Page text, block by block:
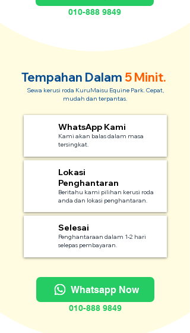
010-888 9849
Tempahan Dalam 5 Minit.
Sewa kerusi roda KuruMaisu Equine Park. Cepat,
mudah dan terpantas.
WhatsApp Kami
Kami akan balas dalam masa
tersingkat.
Lokasi
Penghantaran
Beritahu kami pilihan kerusi roda
anda dan lokasi penghantaran.
Selesai
Penghantaraan dalam 1-2 hari
selepas pembayaran.
Whatsapp Now
010-888 9849